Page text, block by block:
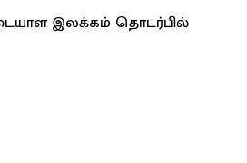
இலக்கம் தொடர்பில்